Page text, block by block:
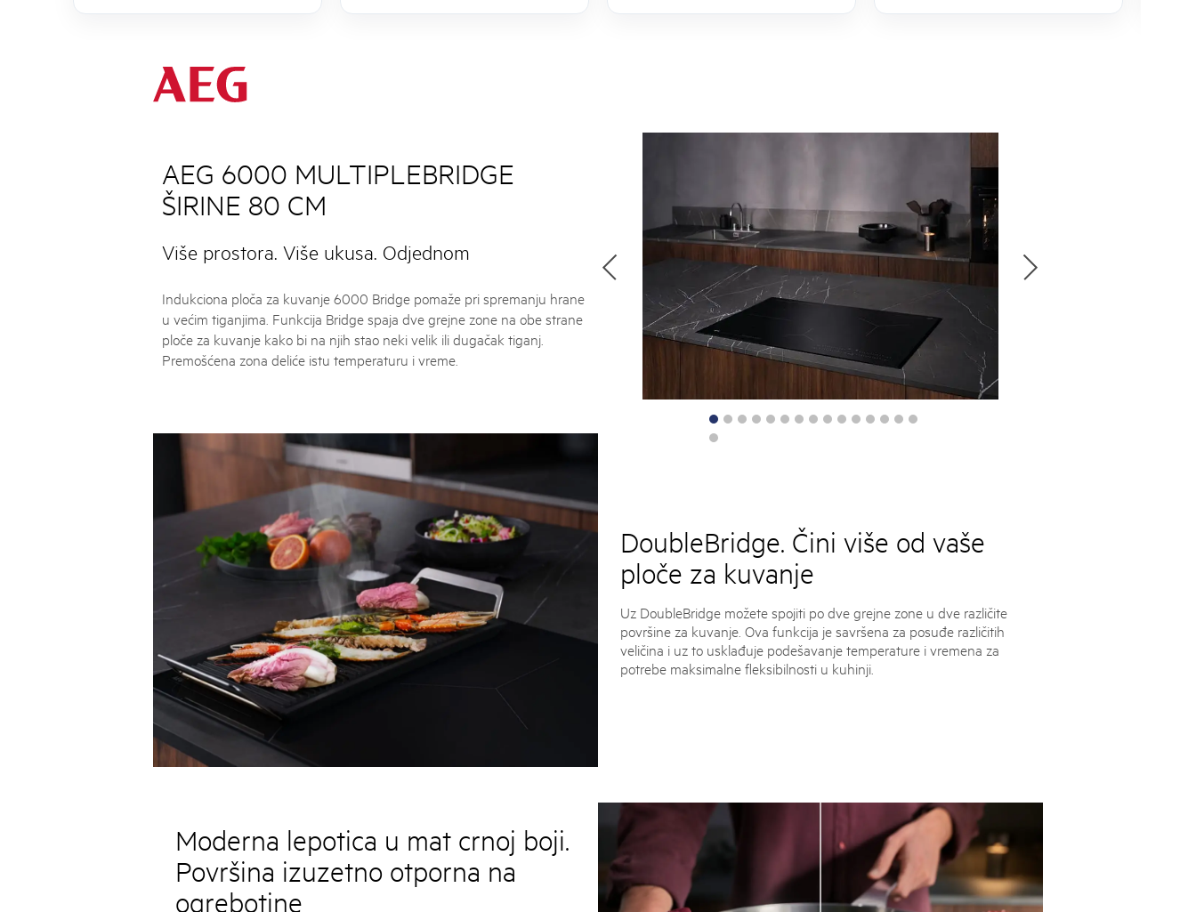
AEG 6000 MULTIPLEBRIDGE
ŠIRINE 80 CM
Više prostora. Više ukusa. Odjednom
Indukciona ploča za kuvanje 6000 Bridge pomaže pri spremanju hrane
u većim tiganjima. Funkcija Bridge spaja dve grejne zone na obe strane
ploče za kuvanje kako bi na njih stao neki velik ili dugačak tiganj.
Premošćena zona deliće istu temperaturu i vreme.
DoubleBridge. Čini više od vaše
ploče za kuvanje
Uz DoubleBridge možete spojiti po dve grejne zone u dve različite
površine za kuvanje. Ova funkcija je savršena za posuđe različitih
veličina i uz to usklađuje podešavanje temperature i vremena za
potrebe maksimalne fleksibilnosti u kuhinji.
Moderna lepotica u mat crnoj boji.
Površina izuzetno otporna na
ogrebotine